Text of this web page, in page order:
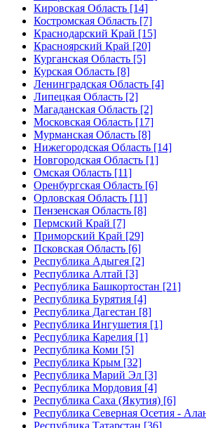
Кировская Область [14]
Костромская Область [7]
Краснодарский Край [15]
Красноярский Край [20]
Курганская Область [5]
Курская Область [8]
Ленинградская Область [4]
Липецкая Область [2]
Магаданская Область [2]
Московская Область [17]
Мурманская Область [8]
Нижегородская Область [14]
Новгородская Область [1]
Омская Область [11]
Оренбургская Область [6]
Орловская Область [11]
Пензенская Область [8]
Пермский Край [7]
Приморский Край [29]
Псковская Область [6]
Республика Адыгея [2]
Республика Алтай [3]
Республика Башкортостан [21]
Республика Бурятия [4]
Республика Дагестан [8]
Республика Ингушетия [1]
Республика Карелия [1]
Республика Коми [5]
Республика Крым [32]
Республика Марий Эл [3]
Республика Мордовия [4]
Республика Саха (Якутия) [6]
Республика Северная Осетия -
Республика Татарстан [36]